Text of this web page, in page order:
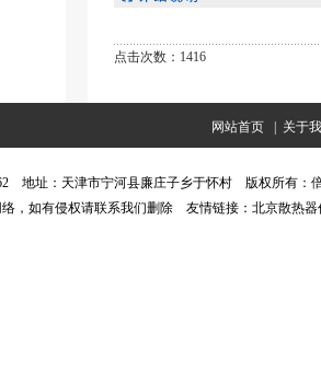
点击次数：1416
网站首页| 关于
地址：天津市宁河县廉庄子乡于怀村 版权所有：
络，如有侵权请联系我们删除 友情链接： 北京散热器